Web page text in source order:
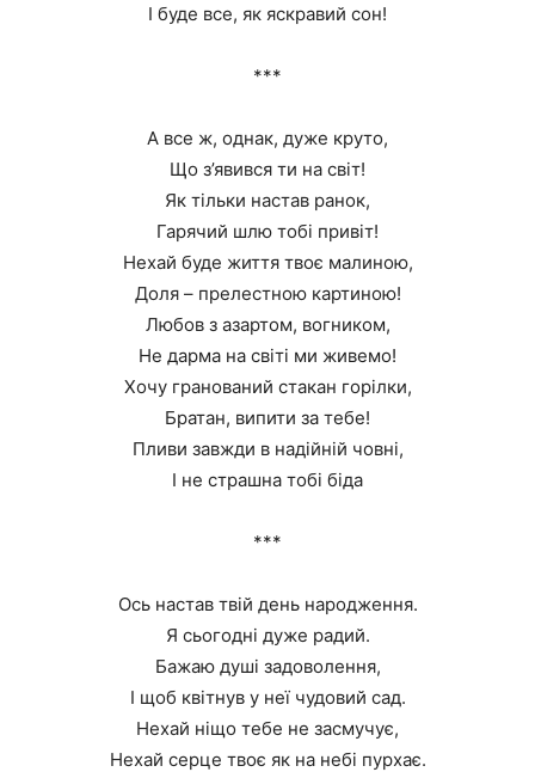
І буде все, як яскравий сон!
***
А все ж, однак, дуже круто,
Що з’явився ти на світ!
Як тільки настав ранок,
Гарячий шлю тобі привіт!
Нехай буде життя твоє малиною,
Доля – прелестною картиною!
Любов з азартом, вогником,
Не дарма на світі ми живемо!
Хочу гранований стакан горілки,
Братан, випити за тебе!
Пливи завжди в надійній човні,
І не страшна тобі біда
***
Ось настав твій день народження.
Я сьогодні дуже радий.
Бажаю душі задоволення,
І щоб квітнув у неї чудовий сад.
Нехай ніщо тебе не засмучує,
Нехай серце твоє як на небі пурхає.